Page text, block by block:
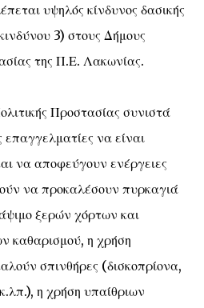
υψηλός κίνδυνος δασικής
3) στους Δήμους
της Π.Ε. Λακωνίας.
Προστασίας συνιστά
επαγγελματίες να είναι
να αποφεύγουν ενέργειες
να προκαλέσουν πυρκαγιά
ξερών χόρτων και
καθαρισμού, η χρήση
σπινθήρες (δισκοπρίονα,
η χρήση υπαίθριων